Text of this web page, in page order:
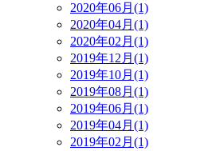
2020年06月(1)
2020年04月(1)
2020年02月(1)
2019年12月(1)
2019年10月(1)
2019年08月(1)
2019年06月(1)
2019年04月(1)
2019年02月(1)